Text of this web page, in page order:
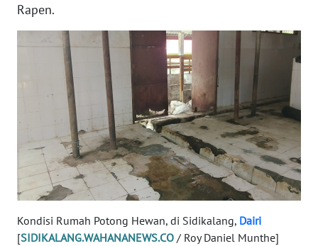
Rapen.
Kondisi Rumah Potong Hewan, di Sidikalang, Dairi
[SIDIKALANG.WAHANANEWS.CO / Roy Daniel Munthe]
WN
WN
SUMBAR
WN
SUMSEL